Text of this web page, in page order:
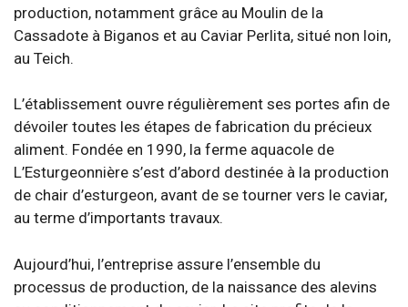
production, notamment grâce au Moulin de la
Cassadote à Biganos et au Caviar Perlita, situé non loin,
au Teich.
L’établissement ouvre régulièrement ses portes afin de
dévoiler toutes les étapes de fabrication du précieux
aliment. Fondée en 1990, la ferme aquacole de
L’Esturgeonnière s’est d’abord destinée à la production
de chair d’esturgeon, avant de se tourner vers le caviar,
au terme d’importants travaux.
Aujourd’hui, l’entreprise assure l’ensemble du
processus de production, de la naissance des alevins